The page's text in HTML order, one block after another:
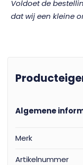
Voldoet de
dat wij een kleine
Algemene
Merk
Artikelnummer